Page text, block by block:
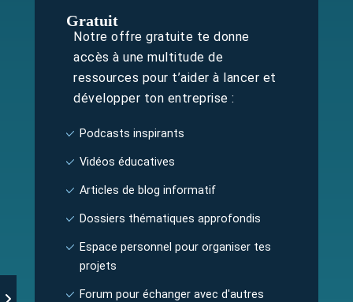
Gratuit
Notre offre gratuite te donne
accès à une multitude de
ressources pour t’aider à lancer et
développer ton entreprise :
Podcasts inspirants
Vidéos éducatives
Articles de blog informatif
Dossiers thématiques approfondis
Espace personnel pour organiser tes
projets
Forum pour échanger avec d'autres